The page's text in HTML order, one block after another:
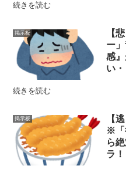
続きを読む
掲示板
【
ー
感
い
続きを読む
掲示板
【
※「
ら
ラ